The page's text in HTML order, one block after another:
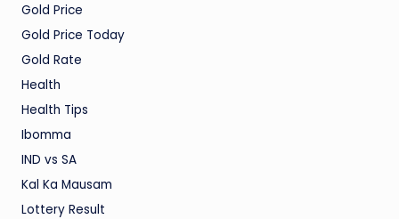
Gold Price
Gold Price Today
Gold Rate
Health
Health Tips
Ibomma
IND vs SA
Kal Ka Mausam
Lottery Result